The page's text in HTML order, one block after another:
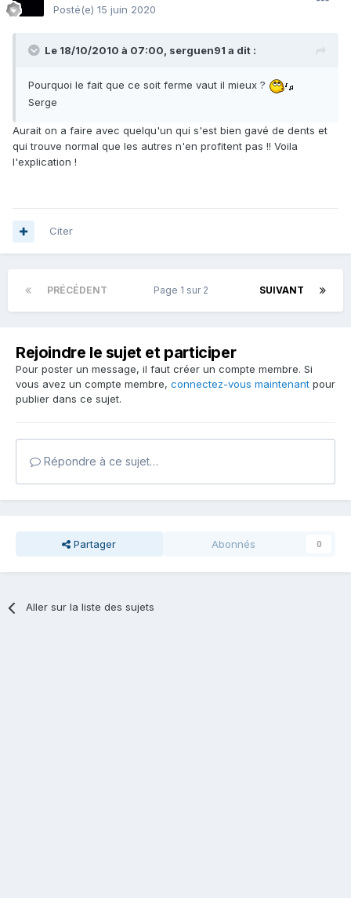
Posté(e) 15 juin 2020
Le 18/10/2010 à 07:00, serguen91 a dit :
Pourquoi le fait que ce soit ferme vaut il mieux ?
Serge
Aurait on a faire avec quelqu'un qui s'est bien gavé de dents et
qui trouve normal que les autres n'en profitent pas !! Voila
l'explication !
Citer
PRÉCÉDENT SUIVANT
Page 1 sur 2
Rejoindre le sujet et participer
Pour poster un message, il faut créer un compte membre. Si
vous avez un compte membre, connectez-vous maintenant pour
publier dans ce sujet.
Répondre à ce sujet…
Partager Abonnés 0
Aller sur la liste des sujets